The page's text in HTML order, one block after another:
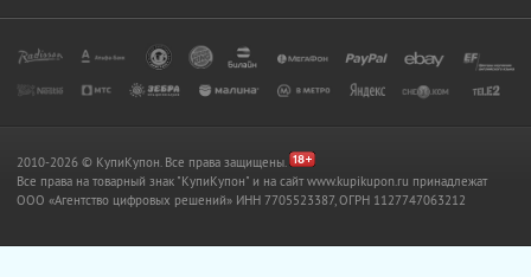
2010-2026 © КупиКупон. Все права защищены.
Все права на товарный знак "КупиКупон" и на сайт www.kupikupon.ru принадлежат
OOO «Агентство цифровых решений» ИНН 7705523387, ОГРН 1127747063212